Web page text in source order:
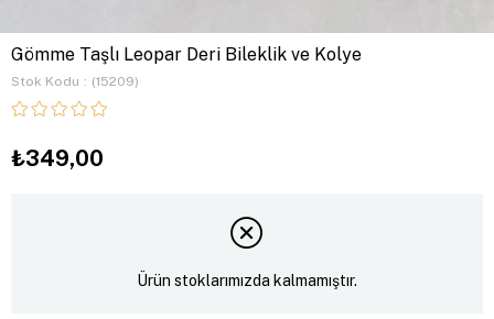
Gömme Taşlı Leopar Deri Bileklik ve Kolye
Stok Kodu (15209)
₺349,00
Ürün stoklarımızda kalmamıştır.